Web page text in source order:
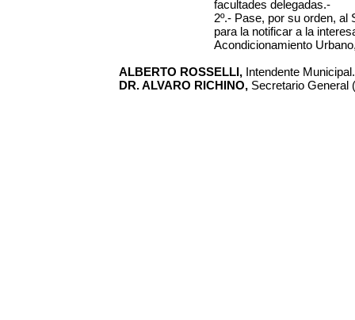
facultades delegadas.-
2º.- Pase, por su orden, al
para la notificar a la
Acondicionamiento
ALBERTO ROSSELLI, Intendente
DR. ALVARO RICHINO, Secretario General